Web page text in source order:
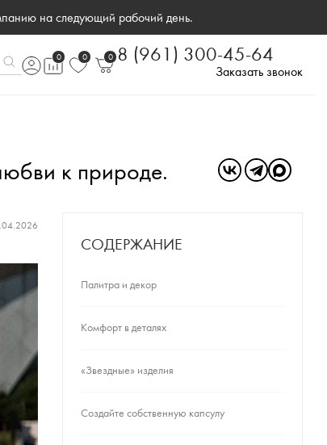
на следующий рабочий день.
0 0 0 8 (961) 300-45-64
Заказать звонок
к природе.
СОДЕРЖАНИЕ
Палитра и декор
Комфорт в деталях
«Звездные» изделия
Создайте собственную капсулу